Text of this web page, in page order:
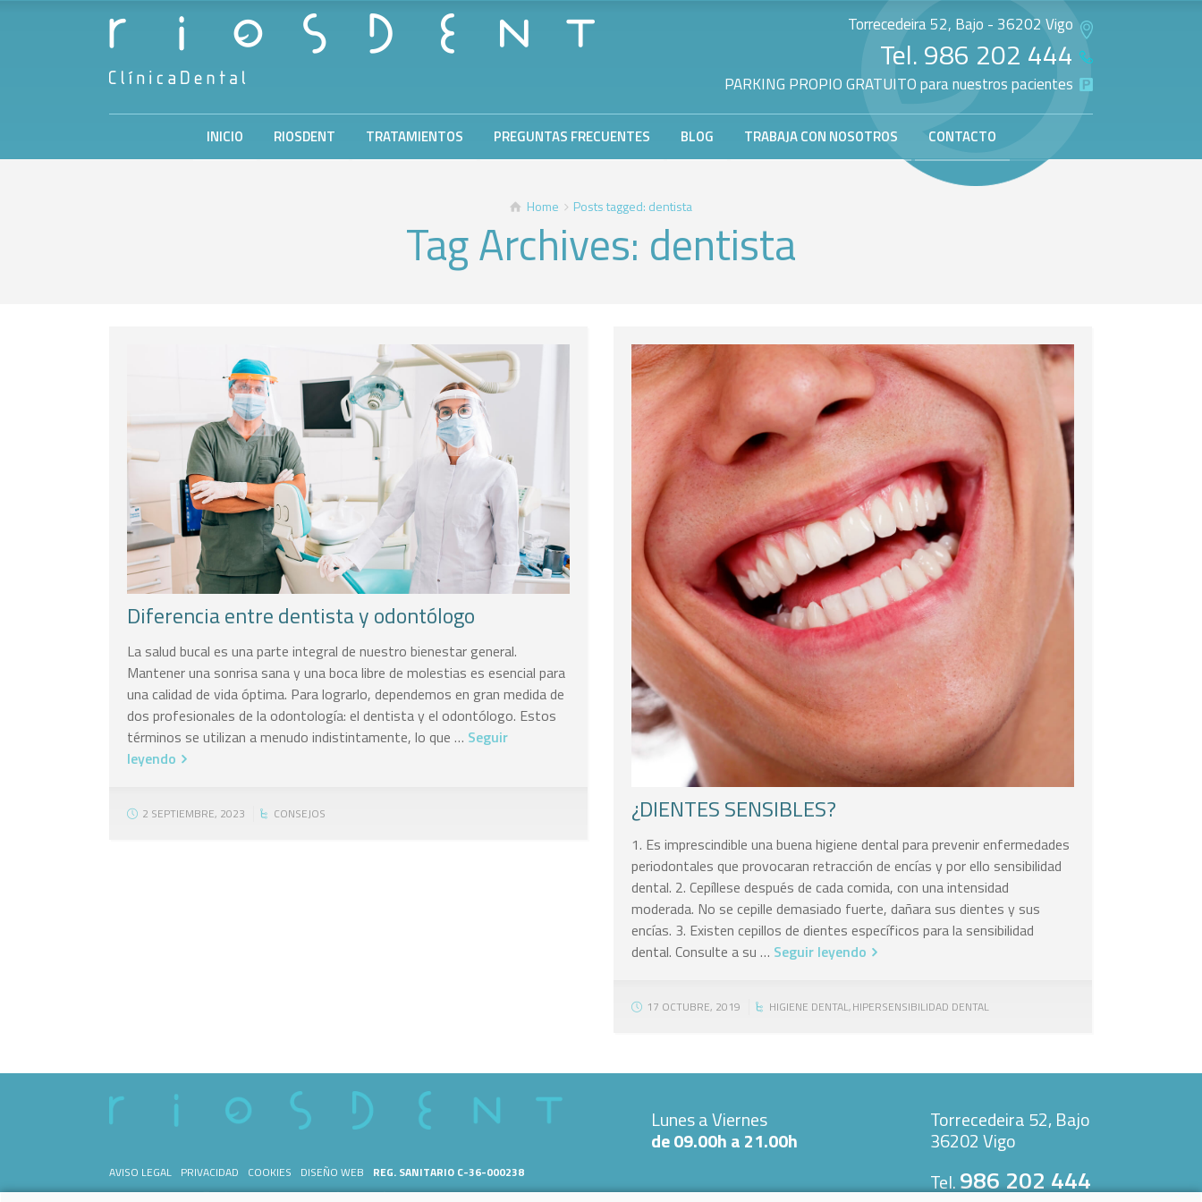
Torrecedeira 52, Bajo - 36202 Vigo
Tel.986 202 444
PARKING PROPIO GRATUITO para nuestros pacientes
INICIO RIOSDENT TRATAMIENTOS PREGUNTAS FRECUENTES BLOG TRABAJA CON NOSOTROS CONTACTO
Home Posts tagged: dentista
Tag Archives: dentista
Diferencia entre dentista y odontólogo
La salud bucal es una parte integral de nuestro bienestar general.
Mantener una sonrisa sana y una boca libre de molestias es esencial para
una calidad de vida óptima. Para lograrlo, dependemos en gran medida de
dos profesionales de la odontología: el dentista y el odontólogo. Estos
términos se utilizan a menudo indistintamente, lo que … Seguir
leyendo
2 SEPTIEMBRE, 2023 CONSEJOS ¿DIENTES SENSIBLES?
1. Es imprescindible una buena higiene dental para prevenir enfermedades
periodontales que provocaran retracción de encías y por ello sensibilidad
dental. 2. Cepíllese después de cada comida, con una intensidad
moderada. No se cepille demasiado fuerte, dañara sus dientes y sus
encías. 3. Existen cepillos de dientes específicos para la sensibilidad
dental. Consulte a su … Seguir leyendo
17 OCTUBRE, 2019 HIGIENE DENTAL,HIPERSENSIBILIDAD DENTAL
AVISO LEGAL PRIVACIDAD COOKIES DISEÑO WEB REG. SANITARIO C-36-000238
Lunes a Viernes
de 09.00h a 21.00h
Torrecedeira 52, Bajo
36202 Vigo
Tel.986 202 444